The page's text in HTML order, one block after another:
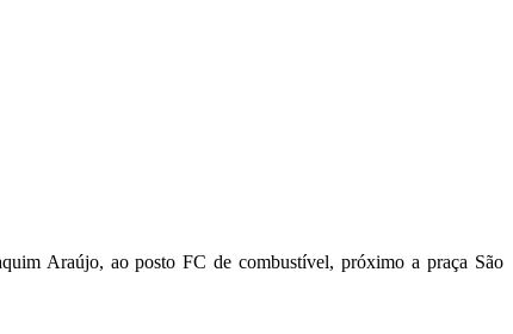
Araújo, ao posto FC de combustível, próximo a praça São